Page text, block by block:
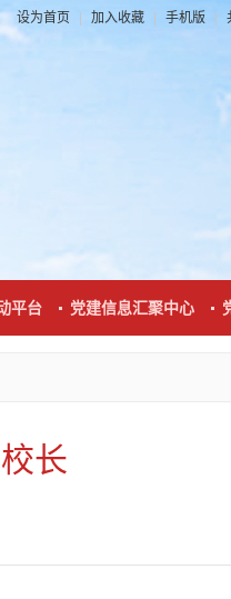
设为首页 | 加入收藏 | 手机版 |
平台 党建信息汇聚中心
长